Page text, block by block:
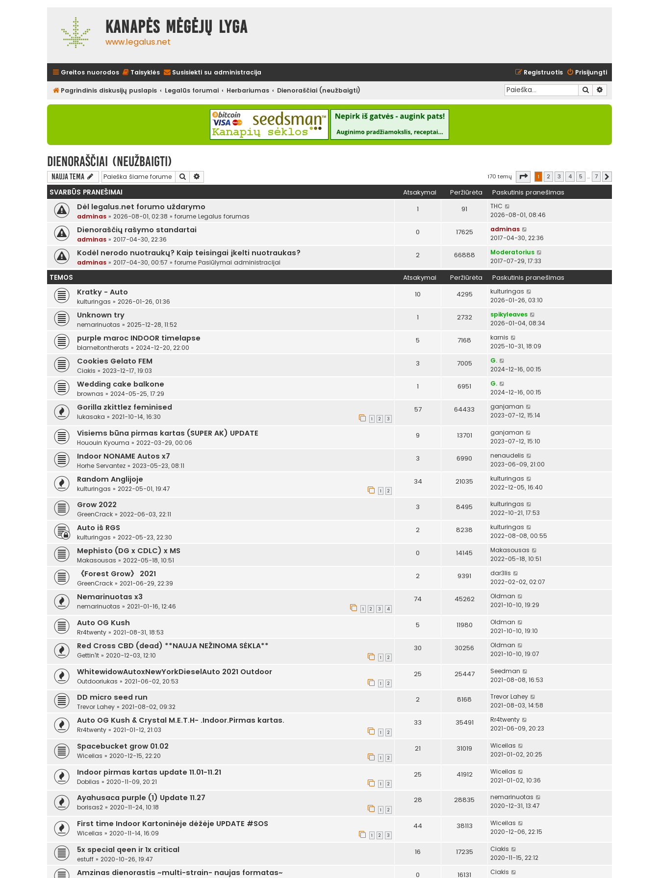
Kanapės mėgėjų lyga
www.legalus.net
Greitos nuorodos Taisyklės Susisiekti su administracija Prisijungti
Registruotis
Pagrindinis diskusijų puslapis Legalūs forumai Herbariumas Dienoraščiai (neužbaigti) Ieškoti
Dienoraščiai (neužbaigti)
Nauja tema Ieškoti 170 temų Puslapis iš
1 2 3 4 5 … 7
SVARBŪS PRANEŠIMAI Atsakymai Peržiūrėta Paskutinis pranešimas
Dėl legalus.net forumo uždarymo
adminas » 2026-08-01, 02:38 » forume Legalus forumas
1 91
THC
2026-08-01, 08:46
Dienoraščių rašymo standartai
adminas » 2017-04-30, 22:36
0 17625
adminas
2017-04-30, 22:36
Kodėl nerodo nuotraukų? Kaip teisingai įkelti nuotraukas?
adminas » 2017-04-30, 00:57 » forume Pasiūlymai administracijai
2 66888
Moderatorius
2017-07-29, 17:33
TEMOS Atsakymai Peržiūrėta Paskutinis pranešimas
Kratky - Auto
kulturingas » 2026-01-26, 01:36
10 4295
kulturingas
2026-01-26, 03:10
Unknown try
nemarinuotas » 2025-12-28, 11:52
1 2732
spikyleaves
2026-01-04, 08:34
purple maroc INDOOR timelapse
blameitontherats » 2024-12-20, 22:00
5 7168
karnis
2025-10-31, 18:09
Cookies Gelato FEM
Ciakis » 2023-12-17, 19:03
3 7005
G.
2024-12-16, 00:15
Wedding cake balkone
brownas » 2024-05-25, 17:29
1 6951
G.
2024-12-16, 00:15
Gorilla zkittlez feminised
lukasaka » 2021-10-14, 16:30 1 2 3
57 64433
ganjaman
2023-07-12, 15:14
Visiems būna pirmas kartas (SUPER AK) UPDATE
Hououin Kyouma » 2022-03-29, 00:06
9 13701
ganjaman
2023-07-12, 15:10
Indoor NONAME Autos x7
Horhe Servantez » 2023-05-23, 08:11
3 6990
nenaudelis
2023-06-09, 21:00
Random Anglijoje
kulturingas » 2022-05-01, 19:47 1 2
34 21035
kulturingas
2022-12-05, 16:40
Grow 2022
GreenCrack » 2022-06-03, 22:11
3 8495
kulturingas
2022-10-21, 17:53
Auto iš RGS
kulturingas » 2022-05-23, 22:30
2 8238
kulturingas
2022-08-08, 00:55
Mephisto (DG x CDLC) x MS
Makasousas » 2022-05-18, 10:51
0 14145
Makasousas
2022-05-18, 10:51
《Forest Grow》 2021
GreenCrack » 2021-06-29, 22:39
2 9391
dar3lis
2022-02-02, 02:07
Nemarinuotas x3
nemarinuotas » 2021-01-16, 12:46 1 2 3 4
74 45262
Oldman
2021-10-10, 19:29
Auto OG Kush
Rr4twenty » 2021-08-31, 18:53
5 11980
Oldman
2021-10-10, 19:10
Red Cross CBD (dead) **NAUJA NEŽINOMA SĖKLA**
Gettin'it » 2020-12-03, 12:10 1 2
30 30256
Oldman
2021-10-10, 19:07
WhitewidowAutoxNewYorkDieselAuto 2021 Outdoor
Outdooriukas » 2021-06-02, 20:53 1 2
25 25447
Seedman
2021-08-08, 16:53
DD micro seed run
Trevor Lahey » 2021-08-02, 09:32
2 8168
Trevor Lahey
2021-08-03, 14:58
Auto OG Kush & Crystal M.E.T.H- .Indoor.Pirmas kartas.
Rr4twenty » 2021-01-12, 21:03 1 2
33 35491
Rr4twenty
2021-06-09, 20:23
Spacebucket grow 01.02
Wiceilas » 2020-12-15, 22:20 1 2
21 31019
Wiceilas
2021-01-02, 20:25
Indoor pirmas kartas update 11.01-11.21
Dobilas » 2020-11-09, 20:21 1 2
25 41912
Wiceilas
2021-01-02, 10:36
Ayahusaca purple (1) Update 11.27
borisas2 » 2020-11-24, 10:18 1 2
28 28835
nemarinuotas
2020-12-31, 13:47
First time Indoor Kartoninėje dėžėje UPDATE #SOS
Wiceilas » 2020-11-14, 16:09 1 2 3
44 38113
Wiceilas
2020-12-06, 22:15
5x special qeen ir 1x critical
estuff » 2020-10-26, 19:47
16 17235
Ciakis
2020-11-15, 22:12
Amzinas dienorastis ~multi-strain- naujas formatas~ 0 16131
Ciakis